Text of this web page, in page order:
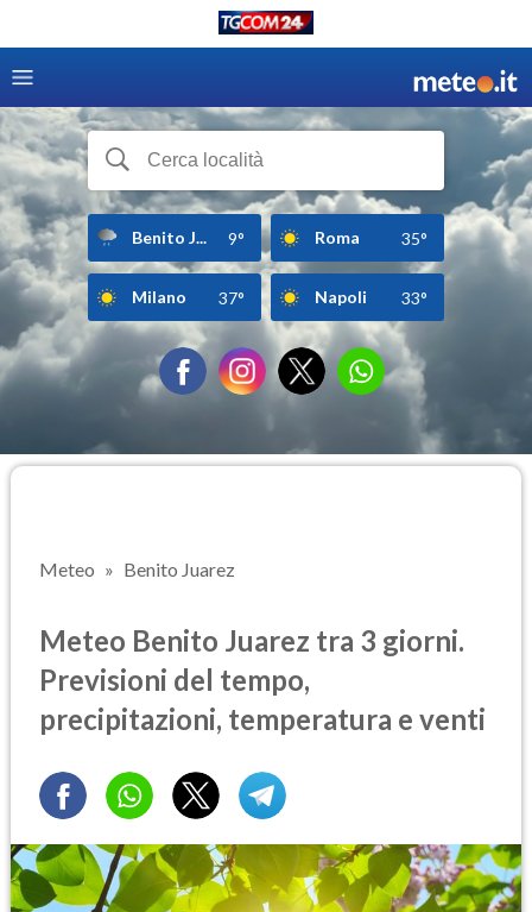
Benito J... 9° Roma 35°
Milano 37° Napoli 33°
Meteo Benito Juarez
Meteo Benito Juarez tra 3 giorni.
Previsioni del tempo,
precipitazioni, temperatura e venti